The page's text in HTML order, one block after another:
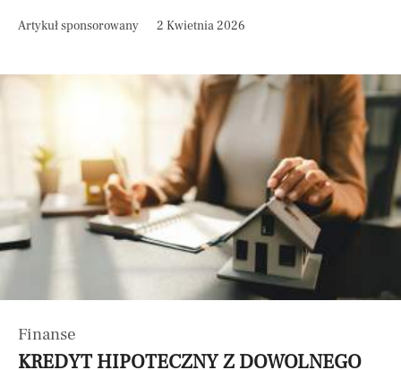
Artykuł sponsorowany 2 Kwietnia 2026
Finanse
KREDYT HIPOTECZNY Z DOWOLNEGO